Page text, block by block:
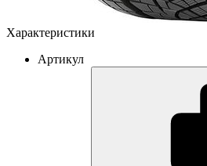
Характеристики
Артикул